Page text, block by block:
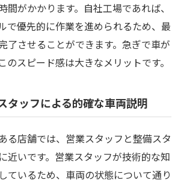
間がかかります。自社工場であれば、
で優先的に作業を進められるため、最
了させることができます。急ぎで車が
のスピード感は大きなメリットです。
タッフによる的確な車両説明
る店舗では、営業スタッフと整備スタ
近いです。営業スタッフが技術的な知
ているため、車両の状態について通り